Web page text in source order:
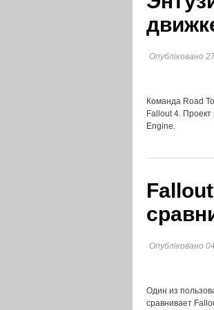
Опубліковано
Команда Road
Fallout 4.
Engine.
Опубліковано
Один из
сравнивает